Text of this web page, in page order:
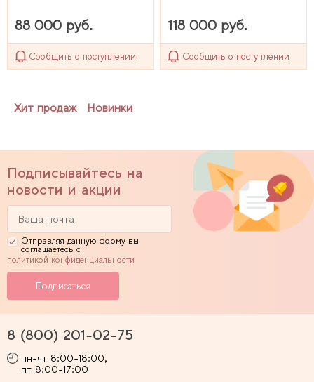
88 000 руб.
Сообщить о поступлении
118 000 руб.
Сообщить о поступлении
Хит продаж Новинки
Подписывайтесь на
новости и акции
Отправляя данную форму вы
соглашаетесь с
политикой конфиденциальности
8 (800) 201-02-75
пн-чт 8:00-18:00,
пт 8:00-17:00